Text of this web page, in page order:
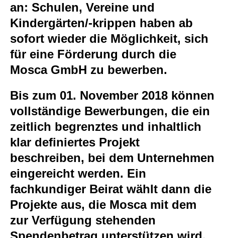
an: Schulen, Vereine und
Kindergärten/-krippen haben ab
sofort wieder die Möglichkeit, sich
für eine Förderung durch die
Mosca GmbH zu bewerben.
Bis zum 01. November 2018 können
vollständige Bewerbungen, die ein
zeitlich begrenztes und inhaltlich
klar definiertes Projekt
beschreiben, bei dem Unternehmen
eingereicht werden. Ein
fachkundiger Beirat wählt dann die
Projekte aus, die Mosca mit dem
zur Verfügung stehenden